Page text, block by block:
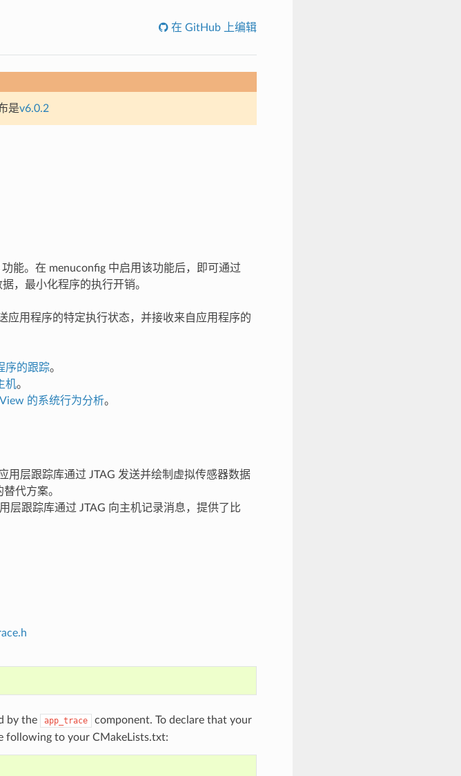
在 GitHub 上编辑
是v6.0.2
能。在 menuconfig 中启用该功能后，即可通过
，最小化程序的执行开销。
应用程序的特定执行状态，并接收来自应用程序的
序的跟踪。
机。
的系统行为分析。
用层跟踪库通过 JTAG 发送并绘制虚拟传感器数据
代方案。
层跟踪库通过 JTAG 向主机记录消息，提供了比
by the app_trace
component. To declare that your
following to your CMakeLists.txt: